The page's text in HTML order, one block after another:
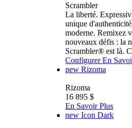
Scrambler
La liberté.
unique
moderne. Remixez
nouveaux défis : la
Scrambler®️ est là.
Configurer En
new Rizoma
Rizoma
16 895 $
En Savoir Plus
new Icon Dark